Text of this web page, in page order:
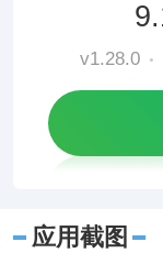
v1.28.0
应用截图